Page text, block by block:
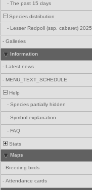
- The past 15 days
Species distribution
- Lesser Redpoll (ssp. cabaret) 2025
- Galleries
Information
- Latest news
- MENU_TEXT_SCHEDULE
Help
- Species partially hidden
- Symbol explanation
- FAQ
Stats
Maps
- Breeding birds
- Attendance cards